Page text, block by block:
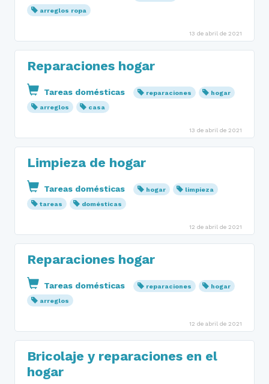
arreglos ropa
13 de abril de 2021
Reparaciones hogar
Tareas domésticas reparaciones
hogar
arreglos
casa
13 de abril de 2021
Limpieza de hogar
Tareas domésticas hogar
limpieza
tareas
domésticas
12 de abril de 2021
Reparaciones hogar
Tareas domésticas reparaciones
hogar
arreglos
12 de abril de 2021
Bricolaje y reparaciones en el
hogar